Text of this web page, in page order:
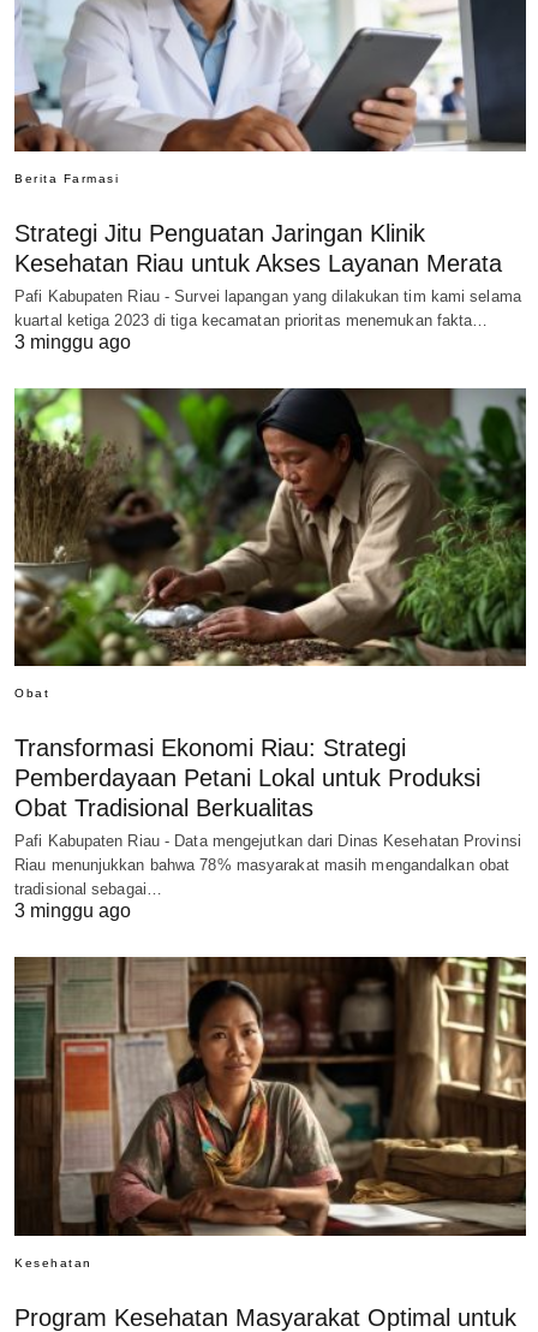
Berita Farmasi
Strategi Jitu Penguatan Jaringan Klinik
Kesehatan Riau untuk Akses Layanan Merata
Pafi Kabupaten Riau - Survei lapangan yang dilakukan tim kami selama
kuartal ketiga 2023 di tiga kecamatan prioritas menemukan fakta…
3 minggu ago
Obat
Transformasi Ekonomi Riau: Strategi
Pemberdayaan Petani Lokal untuk Produksi
Obat Tradisional Berkualitas
Pafi Kabupaten Riau - Data mengejutkan dari Dinas Kesehatan Provinsi
Riau menunjukkan bahwa 78% masyarakat masih mengandalkan obat
tradisional sebagai…
3 minggu ago
Kesehatan
Program Kesehatan Masyarakat Optimal untuk